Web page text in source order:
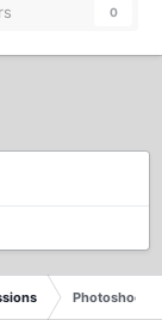
0
Photoshoot